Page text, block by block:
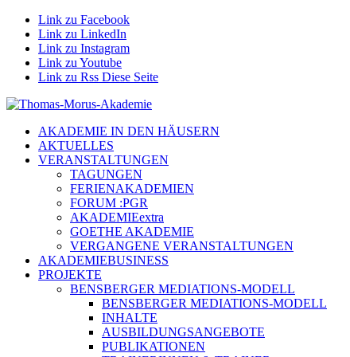
Link zu Facebook
Link zu LinkedIn
Link zu Instagram
Link zu Youtube
Link zu Rss Diese Seite
AKADEMIE IN DEN HÄUSERN
AKTUELLES
VERANSTALTUNGEN
TAGUNGEN
FERIENAKADEMIEN
FORUM :PGR
AKADEMIEextra
GOETHE AKADEMIE
VERGANGENE VERANSTALTUNGEN
AKADEMIEBUSINESS
PROJEKTE
BENSBERGER MEDIATIONS-MODELL
BENSBERGER MEDIATIONS-MODELL
INHALTE
AUSBILDUNGSANGEBOTE
PUBLIKATIONEN